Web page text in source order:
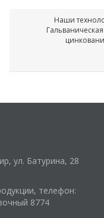
Наши
ул. Батурина, 28
телефон:
8774